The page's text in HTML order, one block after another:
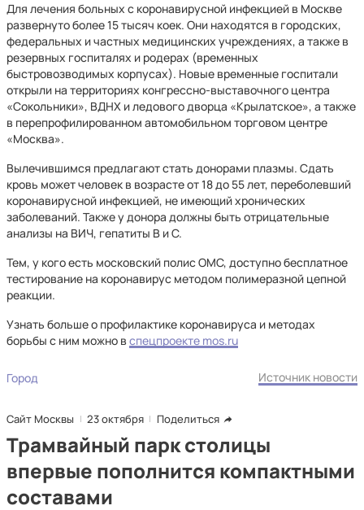
Для лечения больных с коронавирусной инфекцией в Москве
развернуто более 15 тысяч коек. Они находятся в городских,
федеральных и частных медицинских учреждениях, а также в
резервных госпиталях и родерах (временных
быстровозводимых корпусах). Новые временные госпитали
открыли на территориях конгрессно-выставочного центра
«Сокольники», ВДНХ и ледового дворца «Крылатское», а также
в перепрофилированном автомобильном торговом центре
«Москва».
Вылечившимся предлагают стать донорами плазмы. Сдать
кровь может человек в возрасте от 18 до 55 лет, переболевший
коронавирусной инфекцией, не имеющий хронических
заболеваний. Также у донора должны быть отрицательные
анализы на ВИЧ, гепатиты В и С.
Тем, у кого есть московский полис ОМС, доступно бесплатное
тестирование на коронавирус методом полимеразной цепной
реакции.
Узнать больше о профилактике коронавируса и методах
борьбы с ним можно в спецпроекте mos.ru
Город Источник новости
Сайт Москвы 23 октября Поделиться
Трамвайный парк столицы
впервые пополнится компактными
составами